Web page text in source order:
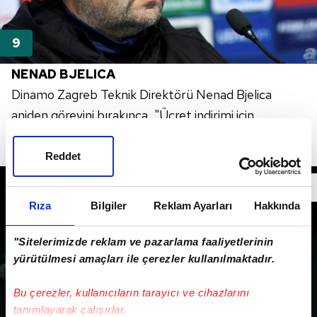
Rıza Bilgiler Reklam Ayarları Hakkında
"Sitelerimizde reklam ve pazarlama faaliyetlerinin
yürütülmesi amaçları ile çerezler kullanılmaktadır.
Bu çerezler, kullanıcıların tarayıcı ve cihazlarını
tanımlayarak çalışırlar.
Reddet
NENAD BJELICA
Dinamo Zagreb Teknik Direktörü Nenad Bjelica
aniden görevini bırakınca, "Ücret indirimi için
yönetimle anlaşamadı ve o yüzden ayrıldı" şeklinde
haberler çıktı.